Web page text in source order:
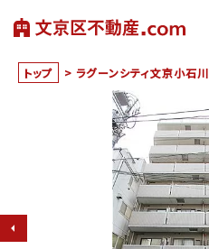
トップ > ラグーンシティ文京小石川